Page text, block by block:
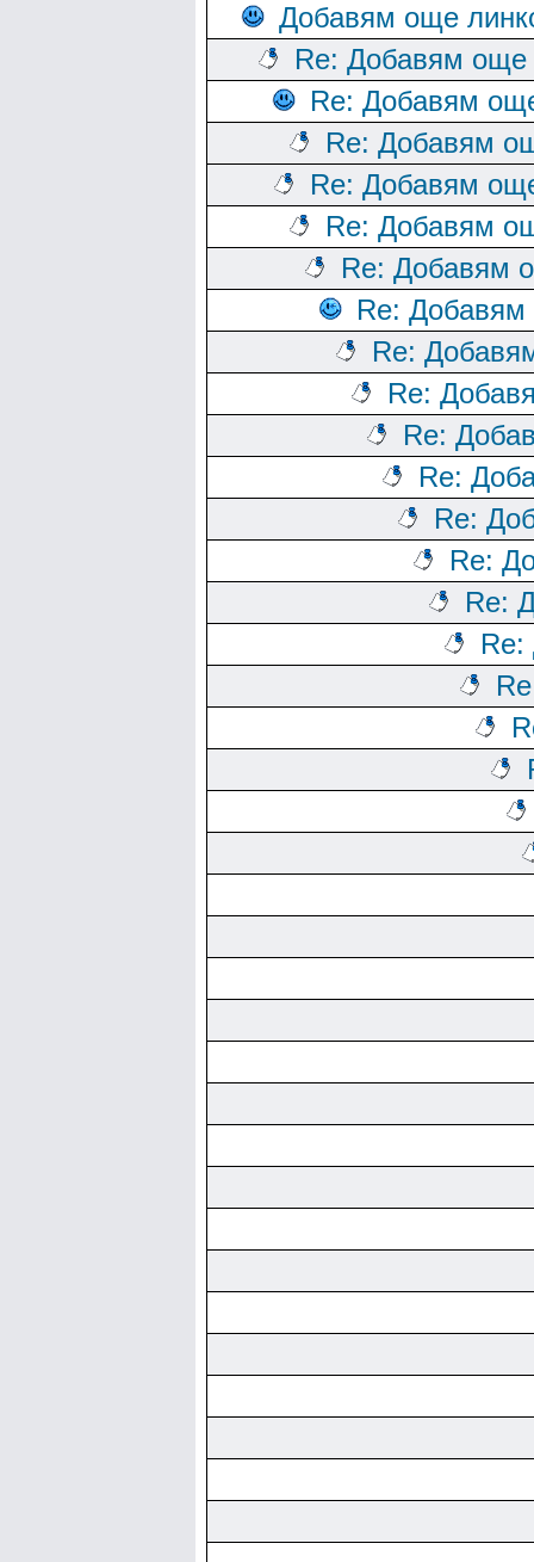
Добавям още
Re: Добавям още
Re: Добавям
Re: Добавям
Re: Добавям
Re: Добавям
Re: Добавям
Re:
Re:
Re:
Re:
Re:
Re:
Re:
Re: